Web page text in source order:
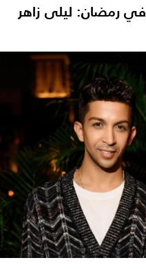
في رمضان: ليلى زاهر